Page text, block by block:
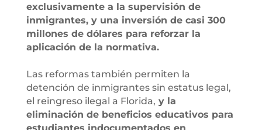
exclusivamente a la supervisión de
inmigrantes, y una inversión de casi 300
millones de dólares para reforzar la
aplicación de la normativa.
Las reformas también permiten la
detención de inmigrantes sin estatus legal,
el reingreso ilegal a Florida, y la
eliminación de beneficios educativos para
estudiantes indocumentados en